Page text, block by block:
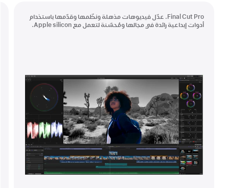
Final Cut Pro. عدّل فيديوهات مذهلة ونظّمها وقدّمها باستخدام
أدوات إبداعية رائدة في مجالها ومُحسّنة لتعمل مع Apple silicon.